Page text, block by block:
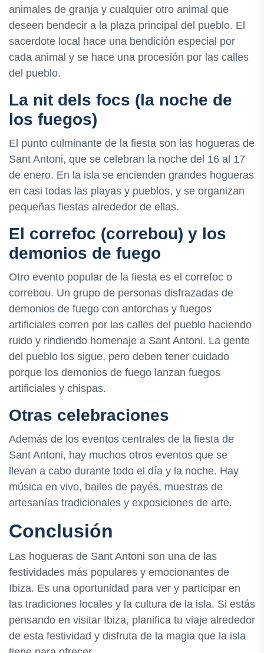
animales de granja y cualquier otro animal que
deseen bendecir a la plaza principal del pueblo. El
sacerdote local hace una bendición especial por
cada animal y se hace una procesión por las calles
del pueblo.
La nit dels focs (la noche de
los fuegos)
El punto culminante de la fiesta son las hogueras de
Sant Antoni, que se celebran la noche del 16 al 17
de enero. En la isla se encienden grandes hogueras
en casi todas las playas y pueblos, y se organizan
pequeñas fiestas alrededor de ellas.
El correfoc (correbou) y los
demonios de fuego
Otro evento popular de la fiesta es el correfoc o
correbou. Un grupo de personas disfrazadas de
demonios de fuego con antorchas y fuegos
artificiales corren por las calles del pueblo haciendo
ruido y rindiendo homenaje a Sant Antoni. La gente
del pueblo los sigue, pero deben tener cuidado
porque los demonios de fuego lanzan fuegos
artificiales y chispas.
Otras celebraciones
Además de los eventos centrales de la fiesta de
Sant Antoni, hay muchos otros eventos que se
llevan a cabo durante todo el día y la noche. Hay
música en vivo, bailes de payés, muestras de
artesanías tradicionales y exposiciones de arte.
Conclusión
Las hogueras de Sant Antoni son una de las
festividades más populares y emocionantes de
Ibiza. Es una oportunidad para ver y participar en
las tradiciones locales y la cultura de la isla. Si estás
pensando en visitar Ibiza, planifica tu viaje alrededor
de esta festividad y disfruta de la magia que la isla